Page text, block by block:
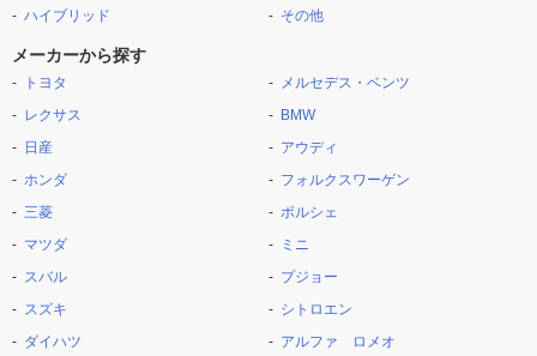
ハイブリッド
その他
メーカーから探す
トヨタ
レクサス
日産
ホンダ
三菱
マツダ
スバル
スズキ
ダイハツ
メルセデス・ベンツ
BMW
アウディ
フォルクスワーゲン
ポルシェ
ミニ
プジョー
シトロエン
アルファ ロメオ